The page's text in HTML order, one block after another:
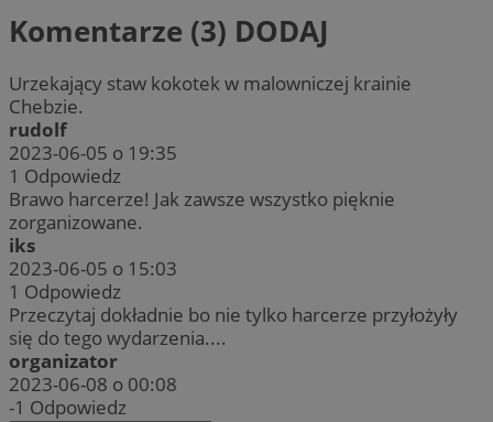
Komentarze (3) DODAJ
Urzekający staw kokotek w malowniczej krainie
Chebzie.
rudolf
2023-06-05 o 19:35
1 Odpowiedz
Brawo harcerze! Jak zawsze wszystko pięknie
zorganizowane.
iks
2023-06-05 o 15:03
1 Odpowiedz
Przeczytaj dokładnie bo nie tylko harcerze przyłożyły
się do tego wydarzenia....
organizator
2023-06-08 o 00:08
-1 Odpowiedz